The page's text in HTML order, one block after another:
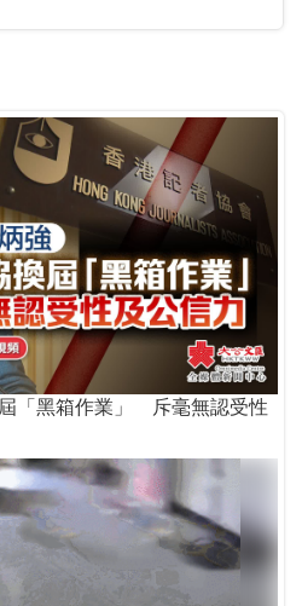
屆「黑箱作業」 斥毫無認受性